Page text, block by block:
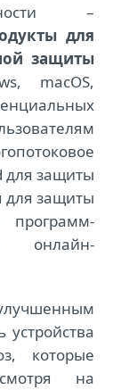
–
для
защиты
macOS,
для защиты
для защиты
программ-
онлайн-
которые
на